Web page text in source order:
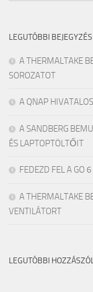
LEGUTÓBBI
A THERMALTAKE
SOROZATOT
A QNAP
A SANDBERG
ÉS LAPTOPTÖLTŐIT
FEDEZD FEL A GO
A THERMALTAKE
VENTILÁTORT
LEGUTÓBBI